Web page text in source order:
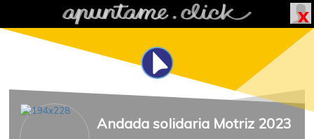
Andada solidaria Motriz 2023